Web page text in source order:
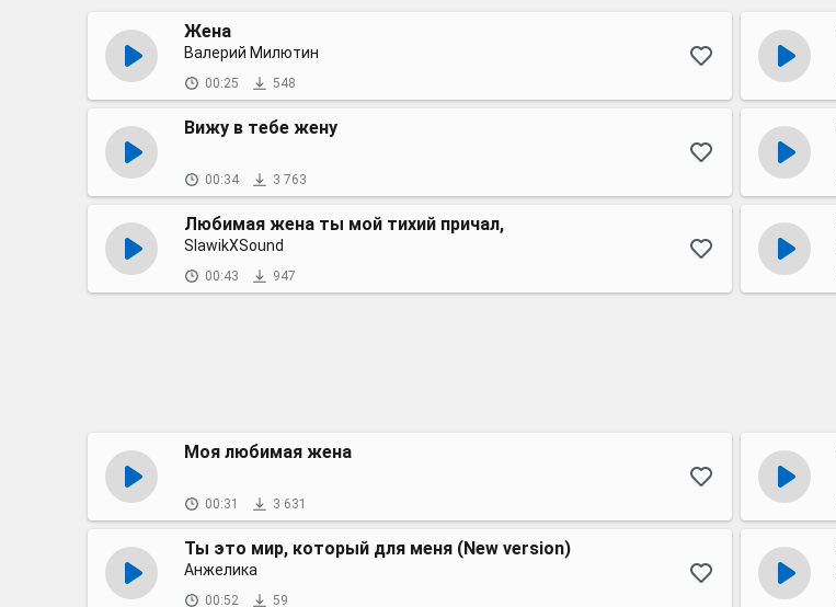
Жена
Валерий Милютин
00:25 548
Вижу в тебе жену
00:34 3 763
Любимая жена ты мой тихий причал,
SlawikXSound
00:43 947
Моя любимая жена
00:31 3 631
Ты это мир, который для меня (New version)
Анжелика
00:52 59